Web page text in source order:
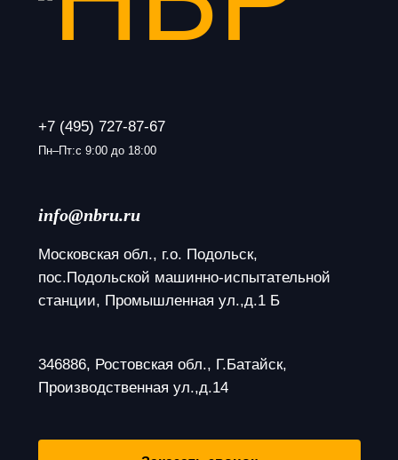
+7 (495) 727-87-67
Пн–Пт:с 9:00 до 18:00
info@nbru.ru
Московская обл., г.о. Подольск,
пос.Подольской машинно-испытательной
станции, Промышленная ул.,д.1 Б
346886, Ростовская обл., Г.Батайск,
Производственная ул.,д.14